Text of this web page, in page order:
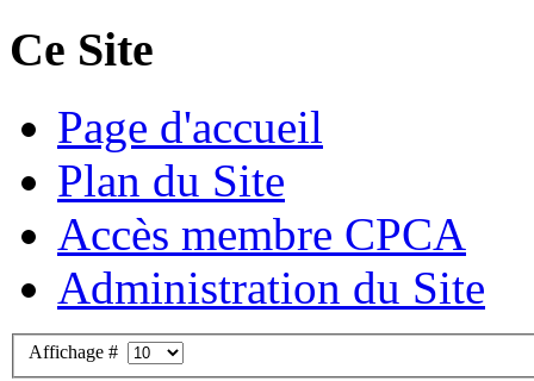
Ce Site
Page d'accueil
Plan du Site
Accès membre CPCA
Administration du Site
Affichage #